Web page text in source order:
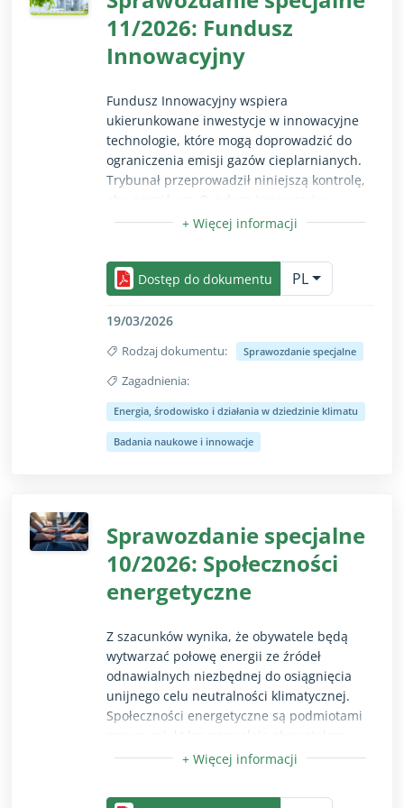
11/2026: Fundusz
Innowacyjny
Fundusz Innowacyjny wspiera
ukierunkowane inwestycje w innowacyjne
technologie, które mogą doprowadzić do
ograniczenia emisji gazów cieplarnianych.
Trybunał przeprowadził niniejszą kontrolę,
aby ocenić, czy Fundusz Innowacyjny
przyczynia się do zwiększenia skali
sprzyjają osiągnięciu celów UE w zakresie
dekarbonizacji. Kontrolerzy Trybunału
stwierdzili, że Fundusz Innowacyjny
promuje innowacyjne technologie na dużą
skalę, nie zapewnia jednak oczekiwanego
poziomu redukcji emisji gazów
cieplarnianych. Ustalili ponadto, że kwota
Innowacyjnego jest niepewna, podstawą
przydziału finansowania nie była
usystematyzowana analiza, a projekty mają
przydziału finansowania z Funduszu
Innowacyjnego, przeanalizowała, czy
możliwe jest podjęcie dodatkowych działań,
aby przyspieszyć wykorzystanie zasobów
ocenę projektów.
Dostęp do dokumentu
PL
19/03/2026
Rodzaj dokumentu: Sprawozdanie specjalne
Zagadnienia:
Opcja zwiń/rozwiń przeznaczona wyłącznie dla
Energia, środowisko i działania w dziedzinie klimatu
Badania naukowe i innowacje
Sprawozdanie specjalne
10/2026: Społeczności
energetyczne
Z szacunków wynika, że obywatele będą
wytwarzać połowę energii ze źródeł
odnawialnych niezbędnej do osiągnięcia
unijnego celu neutralności klimatycznej.
Społeczności energetyczne są podmiotami
prawnymi, które pozwalają obywatelom,
małym przedsiębiorstwom oraz władzom
zarządzać i dzielić się nią oraz ją zużywać.